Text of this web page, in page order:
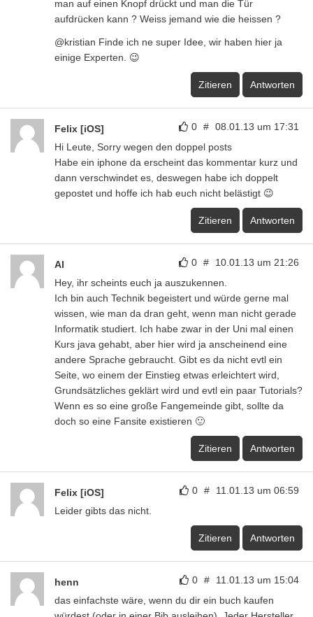
man auf einen Knopf drückt und man die Tür
aufdrücken kann ? Weiss jemand wie die heissen ?
@kristian Finde ich ne super Idee, wir haben hier ja
einige Experten. 😉
Zitieren Antworten
0 # 08.01.13 um 17:31
Felix [iOS]
Hi Leute, Sorry wegen den doppel posts
Habe ein iphone da erscheint das kommentar kurz und
dann verschwindet es, deswegen habe ich doppelt
gepostet und hoffe ich hab euch nicht belästigt 😉
Zitieren Antworten
0 # 10.01.13 um 21:26
Al
Hey, ihr scheints euch ja auszukennen.
Ich bin auch Technik begeistert und würde gerne mal
wissen, wie man da dran geht, wenn man nicht gerade
Informatik studiert. Ich habe zwar in der Uni mal einen
Kurs java gehabt, aber hier wird ja anscheinend eine
andere Sprache gebraucht. Gibt es da nicht evtl ein
Seite, wo einem der Einstieg etwas erleichtert wird,
Grundsätzliches geklärt wird und evtl ein paar Tutorials?
Wenn es so eine große Fangemeinde gibt, sollte da
doch so eine Fansite existieren 🙂
Zitieren Antworten
0 # 11.01.13 um 06:59
Felix [iOS]
Leider gibts das nicht.
Zitieren Antworten
0 # 11.01.13 um 15:04
henn
das einfachste wäre, wenn du dir ein buch kaufen